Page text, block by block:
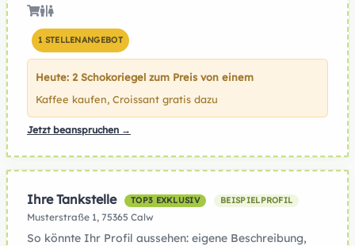
1 STELLENANGEBOT
Heute: 2 Schokoriegel zum Preis von einem
Kaffee kaufen, Croissant gratis dazu
Jetzt beanspruchen →
Ihre Tankstelle TOP3 EXKLUSIV BEISPIELPROFIL
Musterstraße 1, 75365 Calw
So könnte Ihr Profil aussehen: eigene Beschreibung,